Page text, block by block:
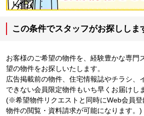
この条件でスタッフがお探ししま
お客様のご希望の物件を、経験豊かな専門
望の物件をお探しいたします。
広告掲載前の物件、住宅情報誌やチラシ、
できない会員限定物件もいち早くお届けし
(※希望物件リクエストと同時にWeb会員登
物件の閲覧・資料請求が可能になります。)